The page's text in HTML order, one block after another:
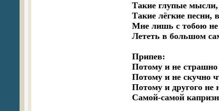
Такие глупые
Такие лёгкие песни,
Мне лишь с тобою не
Лететь в большом
Припев:
Потому и не
Потому и не скучно
Потому и другого не
Самой-самой